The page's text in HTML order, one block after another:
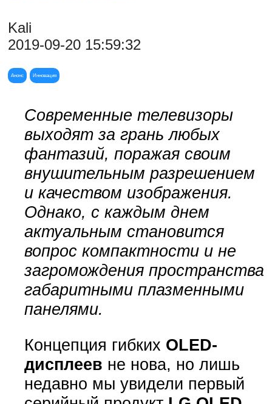
Kali
2019-09-20 15:59:32
Анонс Инновация
Современные телевизоры
выходят за грань любых
фантазий, поражая своим
внушительным разрешением
и качеством изображения.
Однако, с каждым днем
актуальным становится
вопрос компактности и не
загромождения пространства
габаритными плазменными
панелями.
Концепция гибких OLED-
дисплеев не нова, но лишь
недавно мы увидели первый